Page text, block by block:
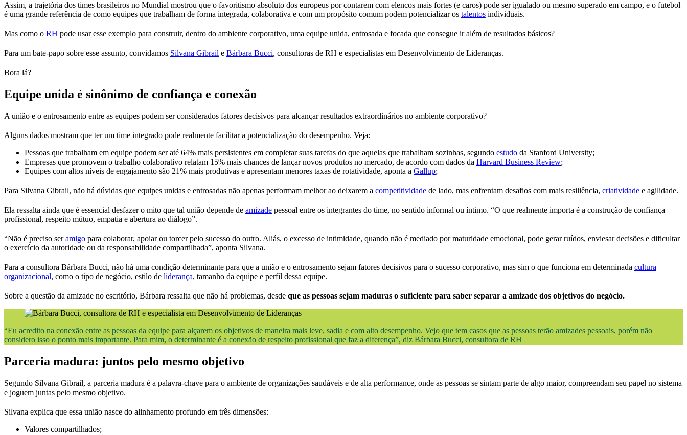
Assim, a trajetória dos times brasileiros no Mundial mostrou que o favoritismo absoluto dos europeus por contarem com elencos mais fortes (e caros) pode ser igualado ou mesmo superado em campo, e o futebol
é uma grande referência de como equipes que trabalham de forma integrada, colaborativa e com um propósito comum podem potencializar os talentos individuais.
Mas como o RH pode usar esse exemplo para construir, dentro do ambiente corporativo, uma equipe unida, entrosada e focada que consegue ir além de resultados básicos?
Para um bate-papo sobre esse assunto, convidamos Silvana Gibrail e Bárbara Bucci, consultoras de RH e especialistas em Desenvolvimento de Lideranças.
Bora lá?
Equipe unida é sinônimo de confiança e conexão
A união e o entrosamento entre as equipes podem ser considerados fatores decisivos para alcançar resultados extraordinários no ambiente corporativo?
Alguns dados mostram que ter um time integrado pode realmente facilitar a potencialização do desempenho. Veja:
Pessoas que trabalham em equipe podem ser até 64% mais persistentes em completar suas tarefas do que aquelas que trabalham sozinhas, segundo estudo da Stanford University;
Empresas que promovem o trabalho colaborativo relatam 15% mais chances de lançar novos produtos no mercado, de acordo com dados da Harvard Business Review;
Equipes com altos níveis de engajamento são 21% mais produtivas e apresentam menores taxas de rotatividade, aponta a Gallup;
Para Silvana Gibrail, não há dúvidas que equipes unidas e entrosadas não apenas performam melhor ao deixarem a competitividade de lado, mas enfrentam desafios com mais resiliência, criatividade e agilidade.
Ela ressalta ainda que é essencial desfazer o mito que tal união depende de amizade pessoal entre os integrantes do time, no sentido informal ou íntimo. “O que realmente importa é a construção de confiança
profissional, respeito mútuo, empatia e abertura ao diálogo”.
“Não é preciso seramigo para colaborar, apoiar ou torcer pelo sucesso do outro. Aliás, o excesso de intimidade, quando não é mediado por maturidade emocional, pode gerar ruídos, enviesar decisões e dificultar
o exercício da autoridade ou da responsabilidade compartilhada”, aponta Silvana.
Para a consultora Bárbara Bucci, não há uma condição determinante para que a união e o entrosamento sejam fatores decisivos para o sucesso corporativo, mas sim o que funciona em determinada cultura
organizacional, como o tipo de negócio, estilo de liderança, tamanho da equipe e perfil dessa equipe.
Sobre a questão da amizade no escritório, Bárbara ressalta que não há problemas, desde que as pessoas sejam maduras o suficiente para saber separar a amizade dos objetivos do negócio.
“Eu acredito na conexão entre as pessoas da equipe para alçarem os objetivos de maneira mais leve, sadia e com alto desempenho. Vejo que tem casos que as pessoas terão amizades pessoais, porém não
considero isso o ponto mais importante. Para mim, o determinante é a conexão de respeito profissional que faz a diferença”, diz Bárbara Bucci, consultora de RH
Parceria madura: juntos pelo mesmo objetivo
Segundo Silvana Gibrail, a parceria madura é a palavra-chave para o ambiente de organizações saudáveis e de alta performance, onde as pessoas se sintam parte de algo maior, compreendam seu papel no sistema
e joguem juntas pelo mesmo objetivo.
Silvana explica que essa união nasce do alinhamento profundo em três dimensões:
Valores compartilhados;